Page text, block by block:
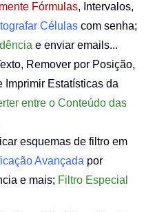
Fórmulas, Intervalos,
Células com senha;
e enviar emails...
Remover por Posição,
Imprimir Estatísticas da
entre o Conteúdo das
esquemas de filtro em
Avançada por
e mais; Filtro Especial